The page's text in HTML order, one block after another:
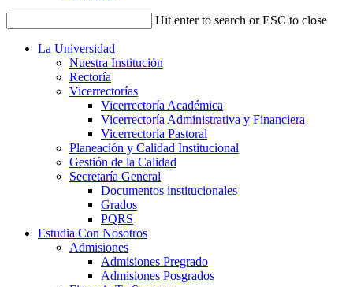
Hit enter to search or ESC to close
La Universidad
Nuestra Institución
Rectoría
Vicerrectorías
Vicerrectoría Académica
Vicerrectoría Administrativa y Financiera
Vicerrectoría Pastoral
Planeación y Calidad Institucional
Gestión de la Calidad
Secretaría General
Documentos institucionales
Grados
PQRS
Estudia Con Nosotros
Admisiones
Admisiones Pregrado
Admisiones Posgrados